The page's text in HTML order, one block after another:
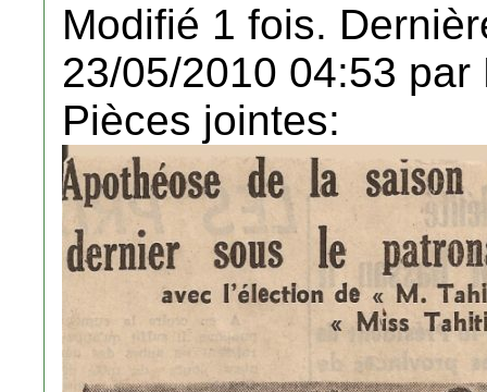
Modifié 1 fois.
23/05/2010 04:53 par
Pièces jointes: